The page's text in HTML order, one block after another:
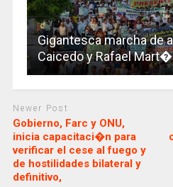
Gigantesca marcha de
Caicedo y Rafael
Newer Post
Gobierno, Farc y ONU,
inicia capacitaci�n para
verificar el cese al fuego y
de hostilidades bilateral y
definitivo,